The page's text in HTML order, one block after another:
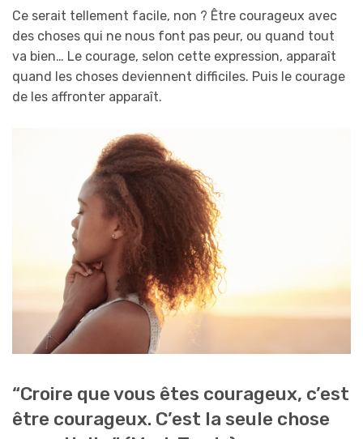
Ce serait tellement facile, non ? Être courageux avec
des choses qui ne nous font pas peur, ou quand tout
va bien… Le courage, selon cette expression, apparaît
quand les choses deviennent difficiles. Puis le courage
de les affronter apparaît.
“Croire que vous êtes courageux, c’est
être courageux. C’est la seule chose